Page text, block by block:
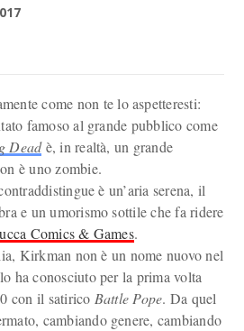
come non te lo aspetteresti:
famoso al grande pubblico come
Deadè, in realtà, un grande
è uno zombie.
è un’aria serena, il
e un umorismo sottile che fa ridere
Comics & Games.
Kirkman non è un nome nuovo nel
ha conosciuto per la prima volta
con il satirico Battle Pope. Da quel
cambiando genere, cambiando